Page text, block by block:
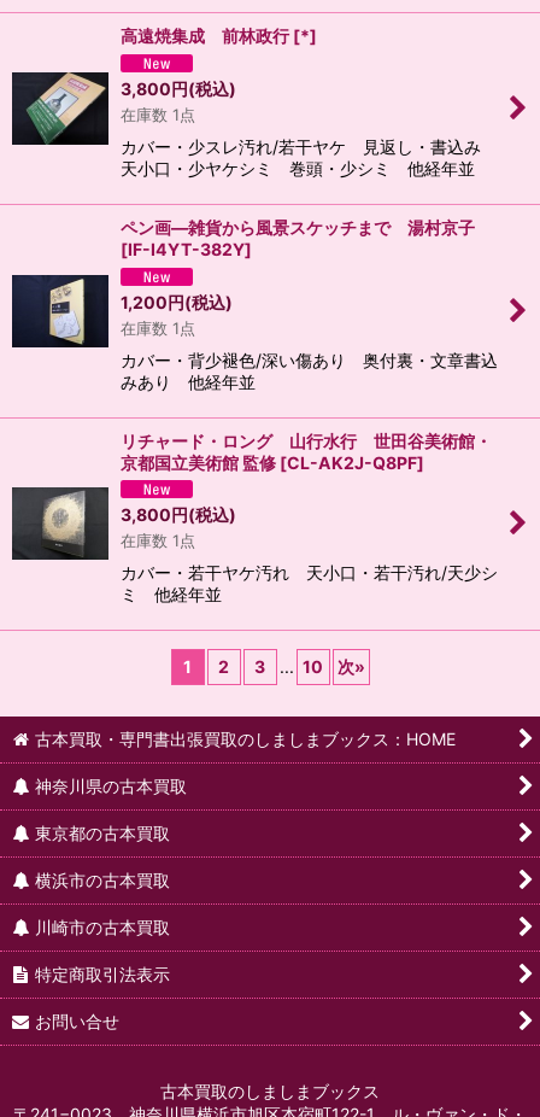
高遠焼集成 前林政行 [*]
3,800円(税込)
在庫数 1点
カバー・少スレ汚れ/若干ヤケ 見返し・書込み
天小口・少ヤケシミ 巻頭・少シミ 他経年並
ペン画―雑貨から風景スケッチまで 湯村京子
[IF-I4YT-382Y]
1,200円(税込)
在庫数 1点
カバー・背少褪色/深い傷あり 奥付裏・文章書込
みあり 他経年並
リチャード・ロング 山行水行 世田谷美術館・
京都国立美術館 監修 [CL-AK2J-Q8PF]
3,800円(税込)
在庫数 1点
カバー・若干ヤケ汚れ 天小口・若干汚れ/天少シ
ミ 他経年並
1 2 3 ... 10 次»
古本買取・専門書出張買取のしましまブックス：HOME
神奈川県の古本買取
東京都の古本買取
横浜市の古本買取
川崎市の古本買取
特定商取引法表示
お問い合せ
古本買取のしましまブックス